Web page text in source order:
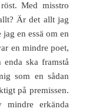
Med misstro
Är det allt jag
en essä om en
en mindre poet,
enda ska framstå
som en sådan
på premissen.
mindre erkända